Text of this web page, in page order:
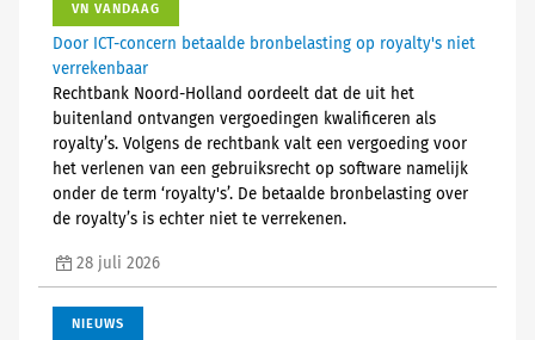
VN VANDAAG
Door ICT-concern betaalde bronbelasting op royalty's niet
verrekenbaar
Rechtbank Noord-Holland oordeelt dat de uit het
buitenland ontvangen vergoedingen kwalificeren als
royalty’s. Volgens de rechtbank valt een vergoeding voor
het verlenen van een gebruiksrecht op software namelijk
onder de term ‘royalty's’. De betaalde bronbelasting over
de royalty’s is echter niet te verrekenen.
28 juli 2026
NIEUWS